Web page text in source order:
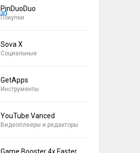
PinDuoDuo
Покупки
Sova X
Социальные
GetApps
Инструменты
YouTube Vanced
Видеоплееры и редакторы